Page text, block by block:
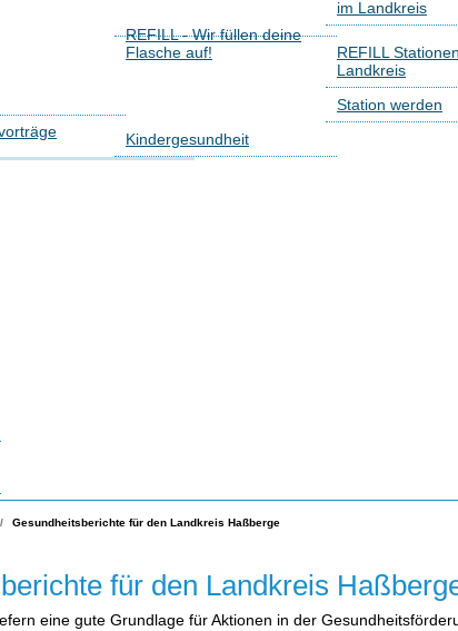
im Landkreis
REFILL - Wir füllen deine
Flasche auf!
REFILL
Landkreis
Station werden
Kindergesundheit
Gesundheitsberichte für den Landkreis Haßberge
für den Landkreis
eine gute Grundlage für Aktionen in der